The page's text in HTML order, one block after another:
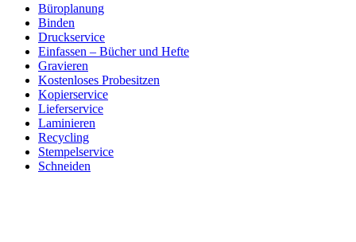
Büroplanung
Binden
Druckservice
Einfassen – Bücher und Hefte
Gravieren
Kostenloses Probesitzen
Kopierservice
Lieferservice
Laminieren
Recycling
Stempelservice
Schneiden